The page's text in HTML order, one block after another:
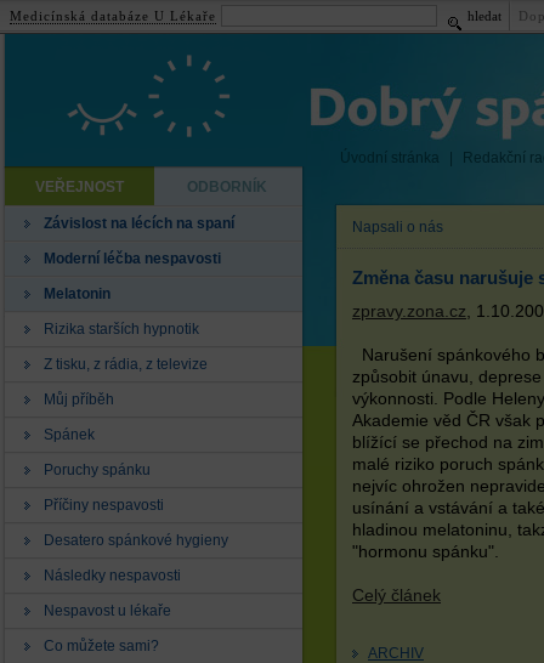
Úvodní stránka
Redakční
VEŘEJNOST
ODBORNÍK
Závislost na lécích na spaní
Moderní léčba nespavosti
Melatonin
Rizika starších hypnotik
Z tisku, z rádia, z televize
Můj příběh
Spánek
Poruchy spánku
Příčiny nespavosti
Desatero spánkové hygieny
Následky nespavosti
Nespavost u lékaře
Co můžete sami?
Napsali o nás
Změna času narušuje
zpravy.zona.cz ,
Narušení spánkového
způsobit únavu,
výkonnosti. Podle
Akademie věd ČR však
blížící se přechod na
malé riziko poruch
nejvíc ohrožen
usínání a vstávání a
hladinou melatoninu,
"hormonu spánku".
Celý článek
ARCHIV
Medicínská databáze U Lékaře hledat